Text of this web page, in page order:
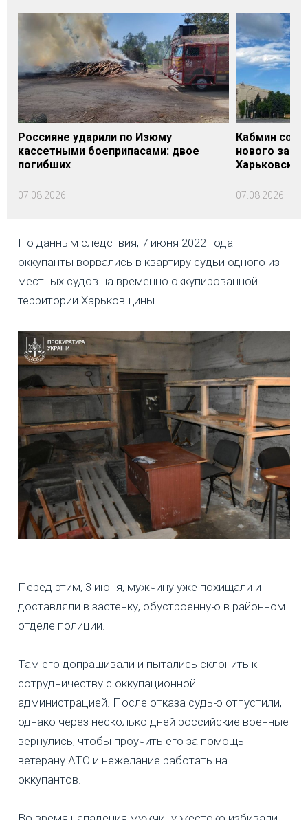
Россияне ударили по Изюму
кассетными боеприпасами: двое
погибших
07.08.2026
Кабмин
нового
07.08.2026
По данным следствия, 7 июня 2022 года
оккупанты ворвались в квартиру судьи одного из
местных судов на временно оккупированной
территории Харьковщины.
Перед этим, 3 июня, мужчину уже похищали и
доставляли в застенку, обустроенную в районном
отделе полиции.
Там его допрашивали и пытались склонить к
сотрудничеству с оккупационной
администрацией. После отказа судью отпустили,
однако через несколько дней российские военные
вернулись, чтобы проучить его за помощь
ветерану АТО и нежелание работать на
оккупантов.